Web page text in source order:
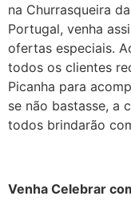
na Churrasqueira
Portugal, venha
ofertas especiais.
todos os clientes
Picanha para
se não bastasse, a
todos brindarão
Venha Celebrar